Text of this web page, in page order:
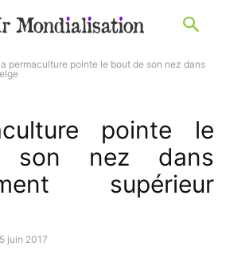
permaculture pointe le bout de son nez dans
pointe le
nez dans
supérieur
juin 2017